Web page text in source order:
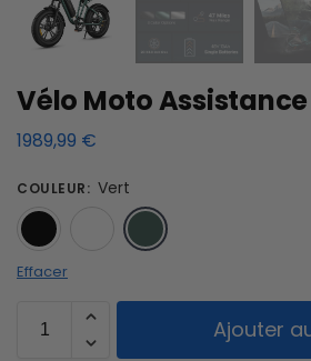
Vélo Moto
1989,99 €
COULEUR: Vert
Noir
Effacer
Ajouter